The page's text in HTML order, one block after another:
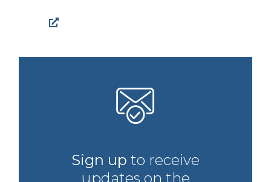
Facebook
Sign up to receive
updates on the